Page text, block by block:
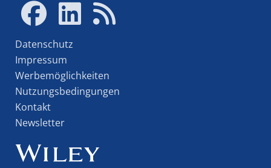
Datenschutz
Impressum
Werbemöglichkeiten
Nutzungsbedingungen
Kontakt
Newsletter